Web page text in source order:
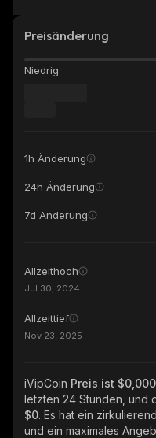
Preisänderung
Niedrig
1h Änderung
24h Änderung
7d Änderung
Allzeithoch
Jul 30, 2024
Allzeittief
Nov 23, 2025
iVipCoin Preis ist
letzten 24 Stunden, und
$0. Es hat ein
und ein maximales